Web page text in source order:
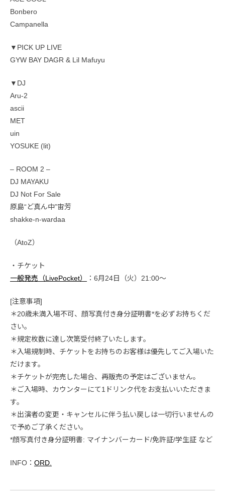
Bonbero
Campanella
▼PICK UP LIVE
GYW BAY DAGR & Lil Mafuyu
▼DJ
Aru-2
ascii
MET
uin
YOSUKE (lit)
– ROOM 2 –
DJ MAYAKU
DJ Not For Sale
原島“ど真ん中”宙芳
shakke-n-wardaa
（AtoZ）
・チケット
一般発売（LivePocket）
：6月24日（火）21:00〜
[注意事項]
＊20歳未満入場不可、顔写真付き身分証明書*を必ずお持ちくだ
さい。
＊規定枚数に達し次第受付終了いたします。
＊入場規制時、チケットをお持ちのお客様は優先してご入場いた
だけます。
＊チケットが完売した場合、再販売の予定はございません。
＊ご入場時、カウンターにて1ドリンク代をお支払いいただきま
す。
＊出演者の変更・キャンセルに伴う払い戻しは一切行いませんの
で予めご了承ください。
*顔写真付き身分証明書: マイナンバーカード/免許証/学生証 など
INFO： ORD.